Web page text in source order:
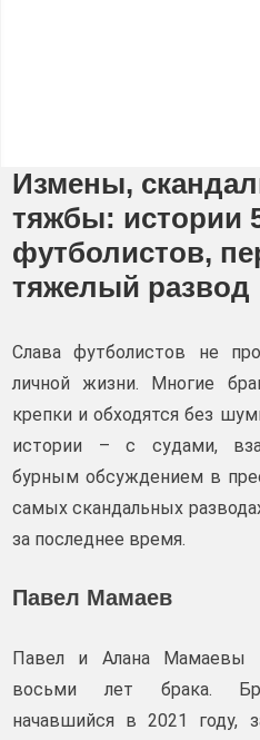
Измены,
тяжбы: истории
футболистов,
тяжелый развод
Слава футболистов не
личной жизни. Многие
крепки и обходятся без
истории – с судами,
бурным обсуждением в
самых скандальных
за последнее время.
Павел Мамаев
Павел и Алана Мамаевы
восьми лет брака.
начавшийся в 2021 году,